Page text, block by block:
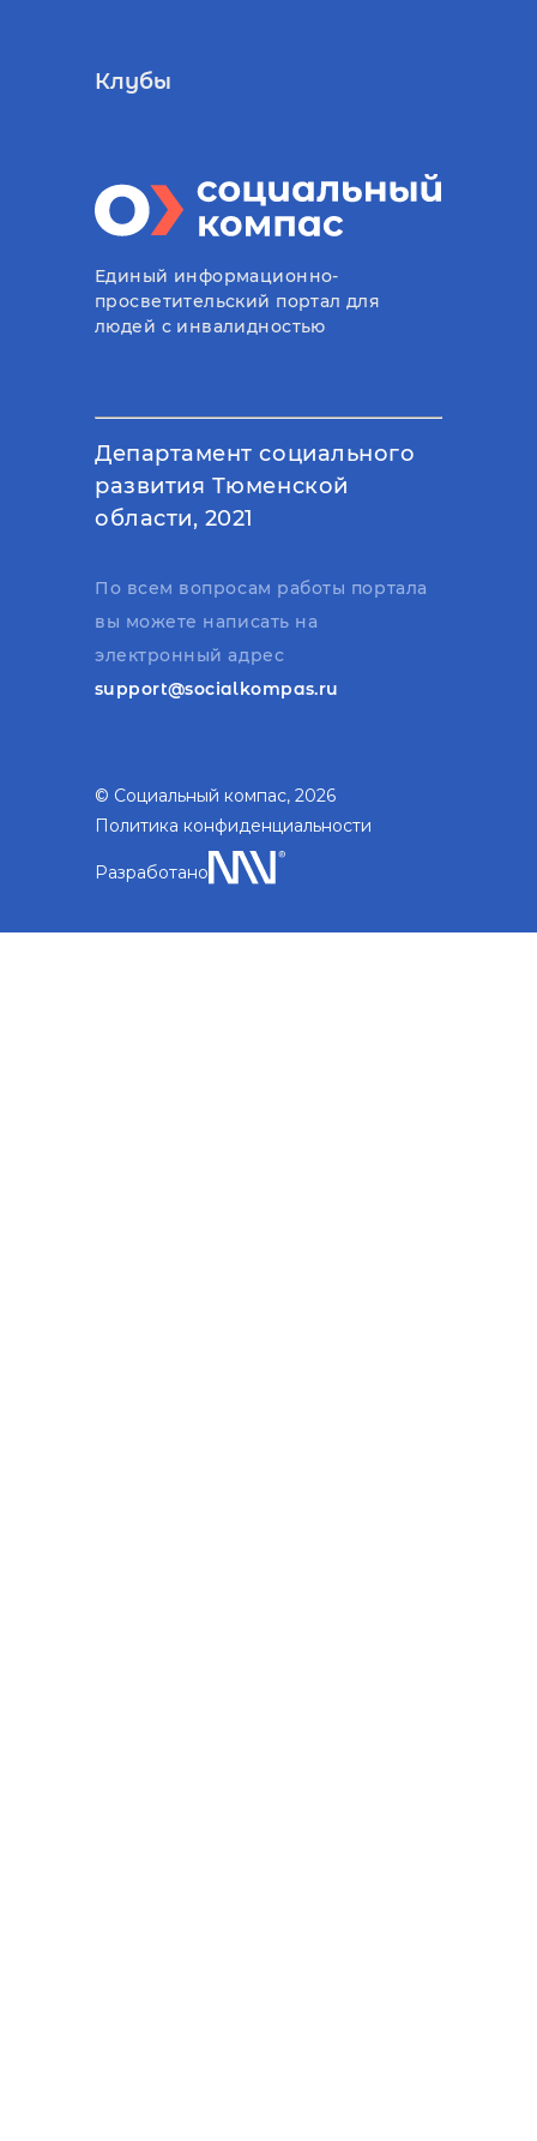
Клубы
Единый информационно-
просветительский портал для
людей с инвалидностью
Департамент социального
развития Тюменской
области, 2021
По всем вопросам работы портала
вы можете написать на
электронный адрес
support@socialkompas.ru
© Социальный компас, 2026
Политика конфиденциальности
Разработано